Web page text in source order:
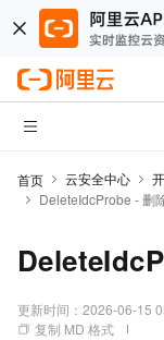
首页 云安全中心
DeleteIdcProbe - 删
更新时间： 2026-06-15
复制 MD 格式